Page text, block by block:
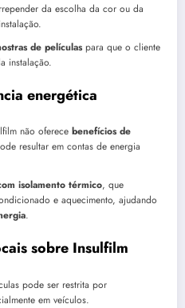
da escolha da cor ou da
de películaspara que o cliente
instalação.
energética
não oferece benefícios de
resultar em contas de energia
isolamento térmico, que
e aquecimento, ajudando
.
sobre Insulfilm
pode ser restrita por
em veículos.